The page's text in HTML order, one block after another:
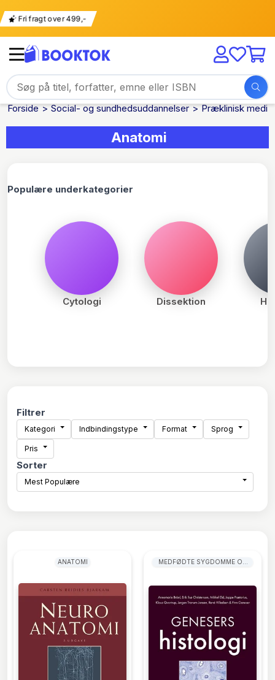
Fri fragt over 499,-
Forside Social- og sundhedsuddannelser Præklinisk
Anatomi
Populære underkategorier
Cytologi Dissektion
Filtrer
Kategori Indbindingstype Format Sprog
Pris
Sorter
Mest Populære
ANATOMI
MEDFØDTE SYGDOMME OG